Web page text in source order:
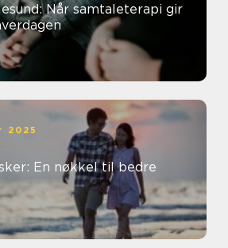
Når samtaleterapi gir
2025
En nøkkel til bedre